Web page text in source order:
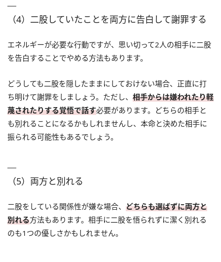
（4）二股していたことを両方に告白して謝罪する
エネルギーが必要な行動ですが、思い切って2人の相手に二股
を告白することでやめる方法もあります。
どうしても二股を隠したままにしておけない場合、正直に打
ち明けて謝罪をしましょう。ただし、 相手からは嫌われたり軽
蔑されたりする覚悟で話す必要があります。どちらの相手と
も別れることになるかもしれませんし、本命と決めた相手に
振られる可能性もあるでしょう。
（5）両方と別れる
二股をしている関係性が嫌な場合、 どちらも選ばずに両方と
別れる方法もあります。相手に二股を悟られずに潔く別れる
のも1つの優しさかもしれません。